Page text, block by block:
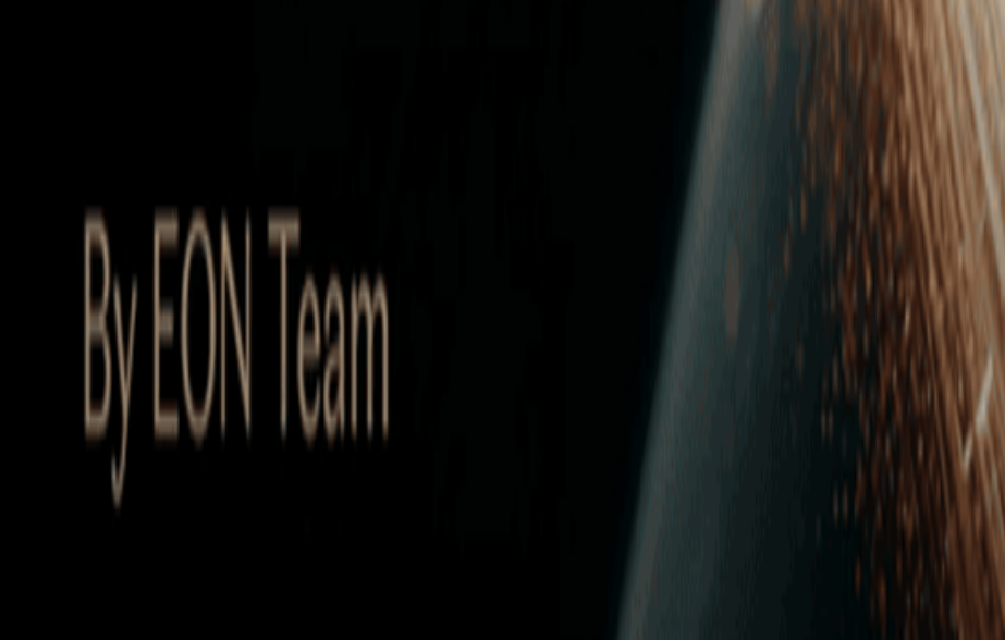
Startup Database